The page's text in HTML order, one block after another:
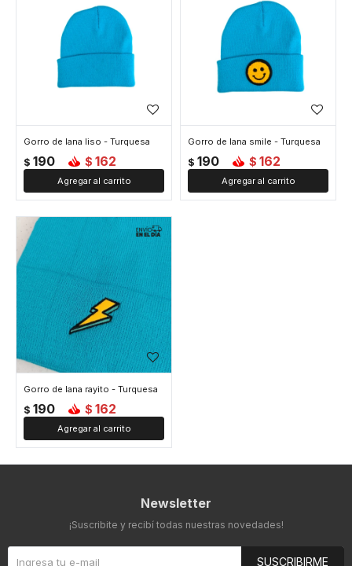
Gorro de lana liso - Turquesa
$ 190 $ 162
Gorro de lana smile - Turquesa
$ 190 $ 162
Gorro de lana rayito - Turquesa
$ 190 $ 162
Newsletter
¡Suscribite y recibí todas nuestras novedades!
SUSCRIBIRME